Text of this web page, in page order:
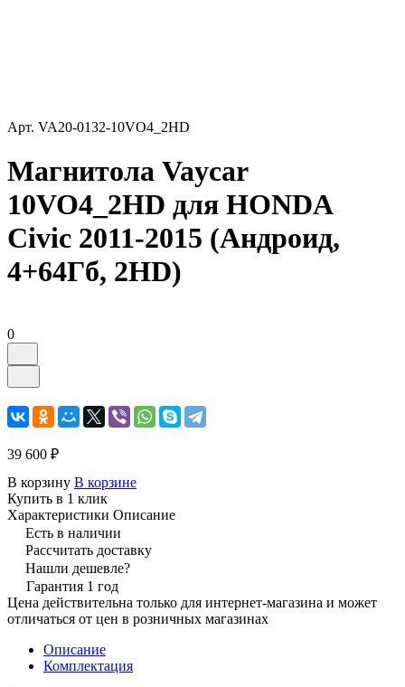
Арт. VA20-0132-10VO4_2HD
Магнитола Vaycar
10VO4_2HD для HONDA
Civic 2011-2015 (Андроид,
4+64Гб, 2HD)
0
39 600 ₽
В корзину В корзине
Купить в 1 клик
Характеристики Описание
Есть в наличии
Рассчитать доставку
Нашли дешевле?
Гарантия 1 год
Цена действительна только для интернет-магазина и может
отличаться от цен в розничных магазинах
Описание
Комплектация